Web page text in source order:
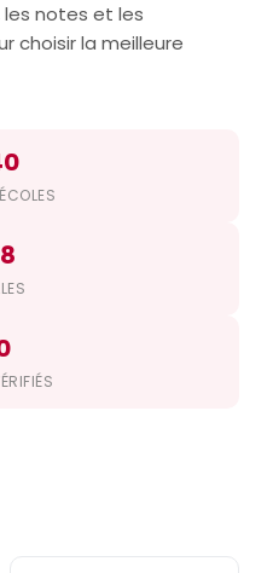
les notes et les
choisir la meilleure